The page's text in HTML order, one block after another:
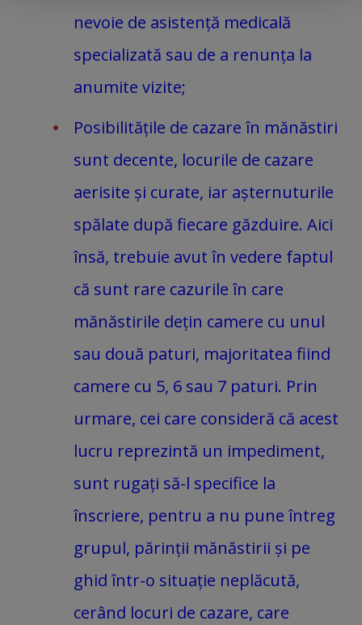
nevoie de asistență medicală
specializată sau de a renunța la
anumite vizite;
Posibilitățile de cazare în mănăstiri
sunt decente, locurile de cazare
aerisite și curate, iar așternuturile
spălate după fiecare găzduire. Aici
însă, trebuie avut în vedere faptul
că sunt rare cazurile în care
mănăstirile dețin camere cu unul
sau două paturi, majoritatea fiind
camere cu 5, 6 sau 7 paturi. Prin
urmare, cei care consideră că acest
lucru reprezintă un impediment,
sunt rugați să-l specifice la
înscriere, pentru a nu pune întreg
grupul, părinții mănăstirii și pe
ghid într-o situație neplăcută,
cerând locuri de cazare, care